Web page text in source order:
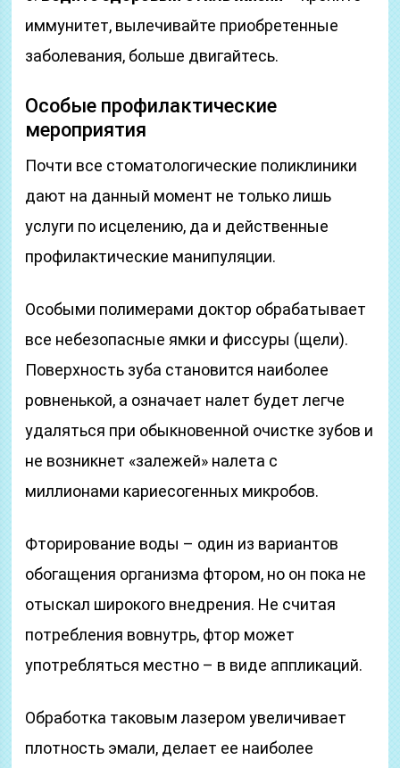
иммунитет, вылечивайте приобретенные
заболевания, больше двигайтесь.
Особые профилактические
мероприятия
Почти все стоматологические поликлиники
дают на данный момент не только лишь
услуги по исцелению, да и действенные
профилактические манипуляции.
Особыми полимерами доктор обрабатывает
все небезопасные ямки и фиссуры (щели).
Поверхность зуба становится наиболее
ровненькой, а означает налет будет легче
удаляться при обыкновенной очистке зубов и
не возникнет «залежей» налета с
миллионами кариесогенных микробов.
Фторирование воды – один из вариантов
обогащения организма фтором, но он пока не
отыскал широкого внедрения. Не считая
потребления вовнутрь, фтор может
употребляться местно – в виде аппликаций.
Обработка таковым лазером увеличивает
плотность эмали, делает ее наиболее